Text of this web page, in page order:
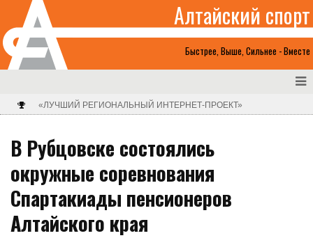
Быстрее, Выше, Сильнее - Вместе
Алтайский спорт
«ЛУЧШИЙ РЕГИОНАЛЬНЫЙ ИНТЕРНЕТ-ПРОЕКТ»
В Рубцовске состоялись
окружные соревнования
Спартакиады пенсионеров
Алтайского края